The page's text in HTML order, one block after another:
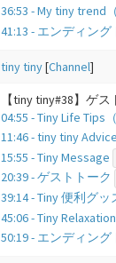
36:53 - My tiny trend
41:13 - エンディング
tiny tiny[Channel]
【tiny tiny#38】ゲ
04:55 - Tiny Life Tips
11:46 - tiny tiny
15:55 - Tiny Message
20:39 - ゲストトーク
39:14 - Tiny 便利グ
45:06 - Tiny
50:19 - エンディング